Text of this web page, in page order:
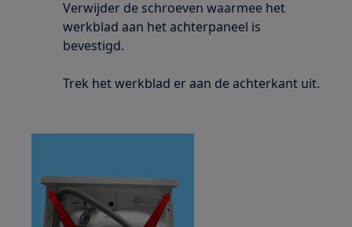
Verwijder de schroeven waarmee het
werkblad aan het achterpaneel is
bevestigd.
Trek het werkblad er aan de achterkant uit.